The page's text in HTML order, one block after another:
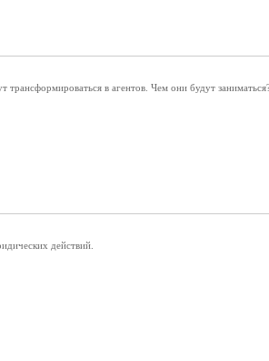
трансформироваться в агентов. Чем они будут
действий.